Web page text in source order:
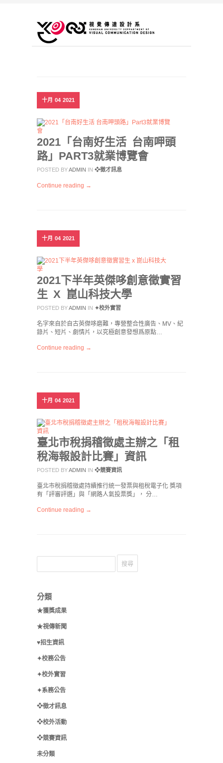
十月 04 2021
2021「台南好生活 台南呷頭
路」PART3就業博覽會
POSTED BYADMIN IN ❖徵才訊息
Continue reading →
十月 04 2021
2021下半年英傑哆創意徵實習
生 X 崑山科技大學
POSTED BYADMIN IN ✦校外實習
名字來自於自古英傑哆磨難，專營整合性廣告、MV、紀
錄片、短片、劇情片，以究極創意發想爲原點…
Continue reading →
十月 04 2021
臺北市稅捐稽徵處主辦之「租
稅海報設計比賽」資訊
POSTED BYADMIN IN ❖競賽資訊
臺北市稅捐稽徵處持續推行統一發票與租稅電子化 獎項
有「評審評選」與「網路人氣投票獎」， 分…
Continue reading →
分類
★獲獎成果
★視傳新聞
♥招生資訊
✦校務公告
✦校外實習
✦系務公告
❖徵才訊息
❖校外活動
❖競賽資訊
未分類